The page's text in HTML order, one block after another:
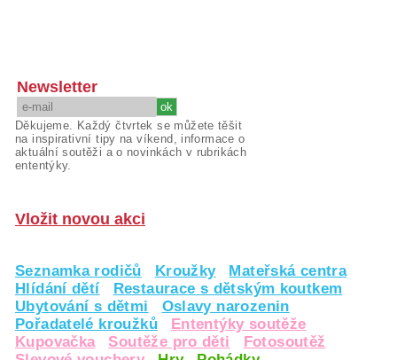
Newsletter
Děkujeme. Každý čtvrtek se můžete těšit
na inspirativní tipy na víkend, informace o
aktuální soutěži a o novinkách v rubrikách
ententýky.
Vložit novou akci
Seznamka rodičů Kroužky
Mateřská centra
Hlídání dětí
Restaurace s dětským koutkem
Ubytování s dětmi
Oslavy narozenin
Pořadatelé kroužků
Ententýky soutěže
Kupovačka
Soutěže pro děti
Fotosoutěž